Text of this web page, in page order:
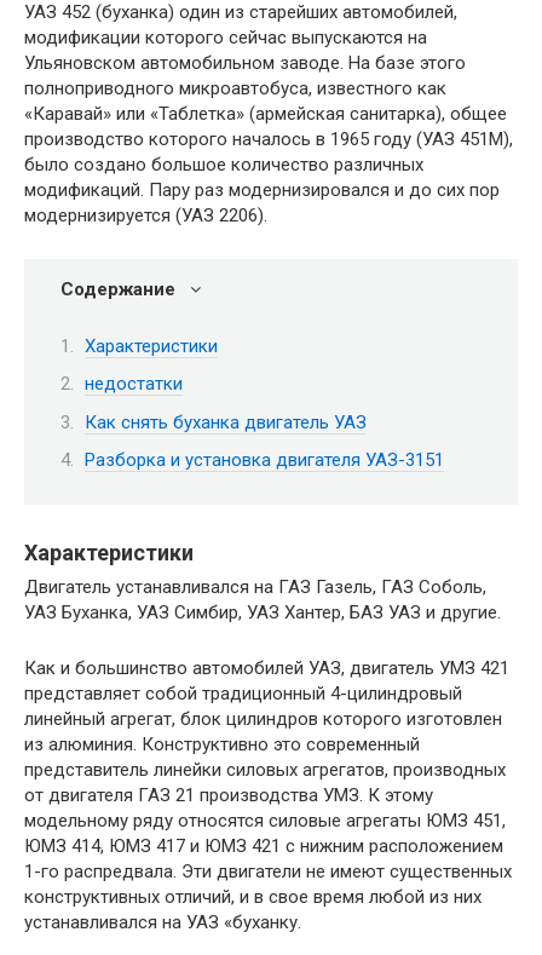
УАЗ 452 (буханка) один из старейших автомобилей,
модификации которого сейчас выпускаются на
Ульяновском автомобильном заводе. На базе этого
полноприводного микроавтобуса, известного как
«Каравай» или «Таблетка» (армейская санитарка), общее
производство которого началось в 1965 году (УАЗ 451М),
было создано большое количество различных
модификаций. Пару раз модернизировался и до сих пор
модернизируется (УАЗ 2206).
Содержание
Характеристики
недостатки
Как снять буханка двигатель УАЗ
Разборка и установка двигателя УАЗ-3151
Характеристики
Двигатель устанавливался на ГАЗ Газель, ГАЗ Соболь,
УАЗ Буханка, УАЗ Симбир, УАЗ Хантер, БАЗ УАЗ и другие.
Как и большинство автомобилей УАЗ, двигатель УМЗ 421
представляет собой традиционный 4-цилиндровый
линейный агрегат, блок цилиндров которого изготовлен
из алюминия. Конструктивно это современный
представитель линейки силовых агрегатов, производных
от двигателя ГАЗ 21 производства УМЗ. К этому
модельному ряду относятся силовые агрегаты ЮМЗ 451,
ЮМЗ 414, ЮМЗ 417 и ЮМЗ 421 с нижним расположением
1-го распредвала. Эти двигатели не имеют существенных
конструктивных отличий, и в свое время любой из них
устанавливался на УАЗ «буханку.